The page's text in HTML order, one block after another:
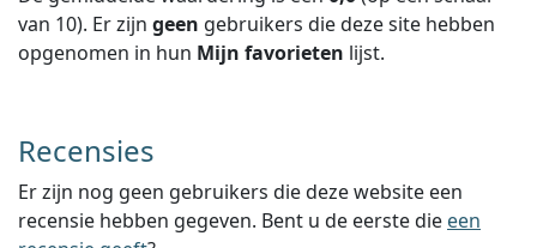
van 10). Er zijn geen gebruikers die deze site hebben
opgenomen in hun Mijn favorieten lijst.
Recensies
Er zijn nog geen gebruikers die deze website een
recensie hebben gegeven. Bent u de eerste die een